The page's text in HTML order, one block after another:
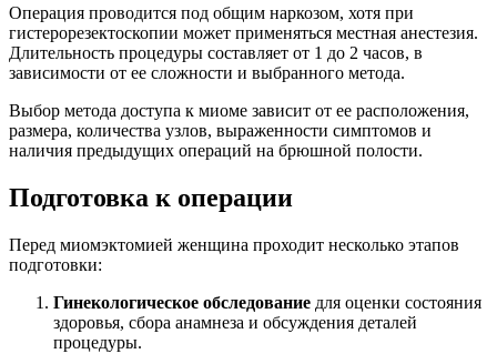
Операция проводится под общим наркозом, хотя при
гистерорезектоскопии может применяться местная анестезия.
Длительность процедуры составляет от 1 до 2 часов, в
зависимости от ее сложности и выбранного метода.
Выбор метода доступа к миоме зависит от ее расположения,
размера, количества узлов, выраженности симптомов и
наличия предыдущих операций на брюшной полости.
Подготовка к операции
Перед миомэктомией женщина проходит несколько этапов
подготовки:
Гинекологическое обследование для оценки состояния
здоровья, сбора анамнеза и обсуждения деталей
процедуры.